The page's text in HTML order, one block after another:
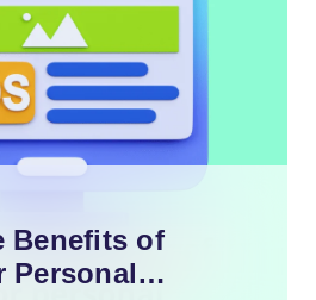
Benefits of
Personal